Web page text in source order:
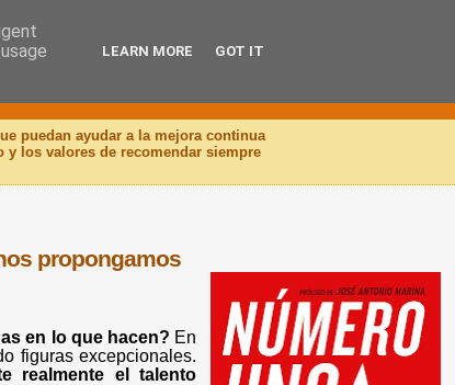
puedan ayudar a la mejora continua
y los valores de recomendar siempre
propongamos
en lo que hacen? En
figuras excepcionales.
realmente el talento
LEARN MORE GOT IT